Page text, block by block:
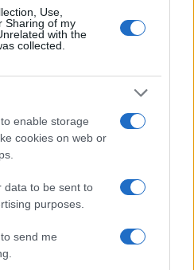
Use,
Sharing of my
with the
collected.
enable storage
cookies on web or
data to be sent to
purposes.
send me
este feito histórico, a
ofereceu a recuperação do
na Foz do Douro.
Logic muda de
para EFAFLU UK